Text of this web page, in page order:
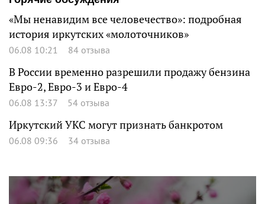
«Мы ненавидим все человечество»: подробная
история иркутских «молоточников»
06.08 10:21 84 отзыва
В России временно разрешили продажу бензина
Евро-2, Евро-3 и Евро-4
06.08 13:37 54 отзыва
Иркутский УКС могут признать банкротом
06.08 09:36 34 отзыва